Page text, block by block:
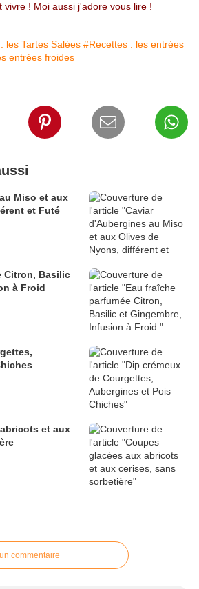
vivre ! Moi aussi j'adore vous lire !
les Tartes Salées #Recettes : les entrées
entrées froides
Miso et aux
et Futé
Citron, Basilic
à Froid
et aux
commentaire